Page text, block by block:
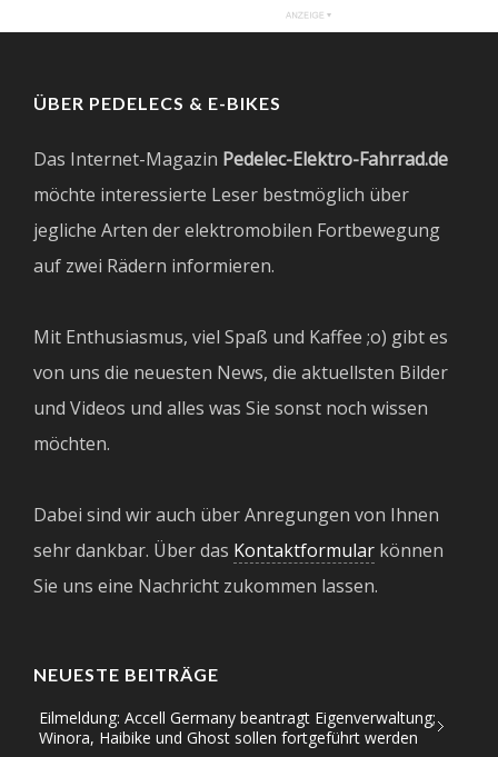
ÜBER PEDELECS & E-BIKES
Das Internet-Magazin Pedelec-Elektro-Fahrrad.de
möchte interessierte Leser bestmöglich über
jegliche Arten der elektromobilen Fortbewegung
auf zwei Rädern informieren.
Mit Enthusiasmus, viel Spaß und Kaffee ;o) gibt es
von uns die neuesten News, die aktuellsten Bilder
und Videos und alles was Sie sonst noch wissen
möchten.
Dabei sind wir auch über Anregungen von Ihnen
sehr dankbar. Über das Kontaktformular können
Sie uns eine Nachricht zukommen lassen.
NEUESTE BEITRÄGE
Eilmeldung: Accell Germany beantragt Eigenverwaltung;
Winora, Haibike und Ghost sollen fortgeführt werden